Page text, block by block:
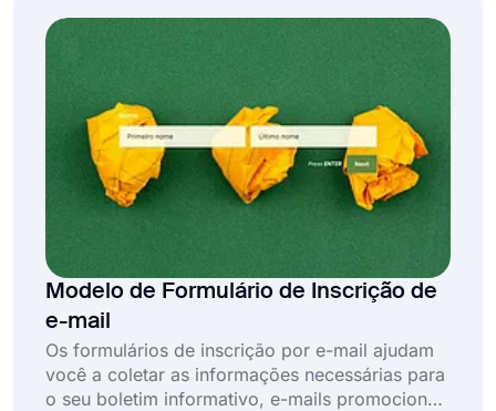
informativo gratuito do forms.app!
Modelo de Formulário de Inscrição de
e-mail
Os formulários de inscrição por e-mail ajudam
você a coletar as informações necessárias para
o seu boletim informativo, e-mails promocionais